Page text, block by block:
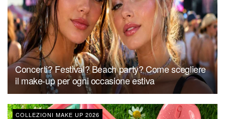
Concerti? Festival? Beach party? Come scegliere
il make-up per ogni occasione estiva
COLLEZIONI MAKE UP 2026